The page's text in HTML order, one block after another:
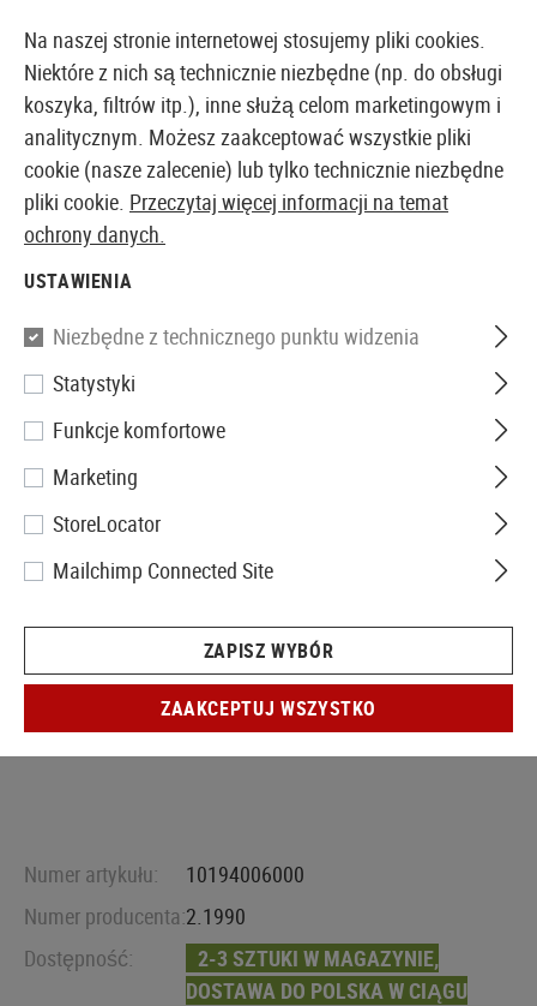
EUROPEJSKI AIRSOFT SKLEP I HURTOWNIA
Strona główna
Tactical Pen TP II
Numer artykułu:
10194006000
Numer producenta:2.1990
Dostępność:
2-3 SZTUKI W MAGAZYNIE,
DOSTAWA DO POLSKA W CIĄGU
Na naszej stronie internetowej stosujemy pliki cookies.
Niektóre z nich są technicznie niezbędne (np. do obsługi
koszyka, filtrów itp.), inne służą celom marketingowym i
analitycznym. Możesz zaakceptować wszystkie pliki
cookie (nasze zalecenie) lub tylko technicznie niezbędne
pliki cookie. Przeczytaj więcej informacji na temat
ochrony danych.
USTAWIENIA
Niezbędne z technicznego punktu widzenia
Statystyki
Funkcje komfortowe
Marketing
StoreLocator
Mailchimp Connected Site
ZAPISZ WYBÓR
ZAAKCEPTUJ WSZYSTKO